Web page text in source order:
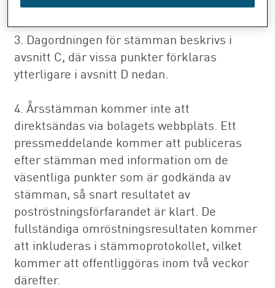
mer information.
3. Dagordningen för stämman beskrivs i
avsnitt C, där vissa punkter förklaras
ytterligare i avsnitt D nedan.
4. Årsstämman kommer inte att
direktsändas via bolagets webbplats. Ett
pressmeddelande kommer att publiceras
efter stämman med information om de
väsentliga punkter som är godkända av
stämman, så snart resultatet av
poströstningsförfarandet är klart. De
fullständiga omröstningsresultaten kommer
att inkluderas i stämmoprotokollet, vilket
kommer att offentliggöras inom två veckor
därefter.